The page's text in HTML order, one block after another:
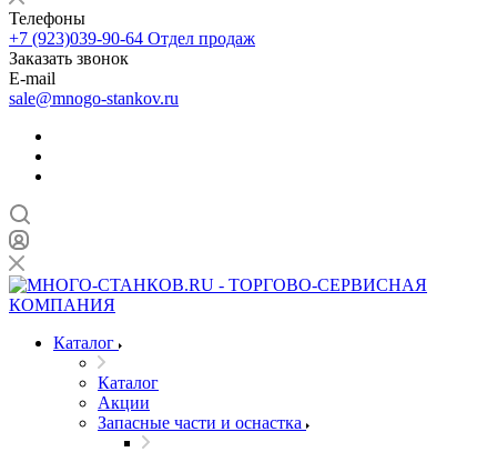
Телефоны
+7 (923)039-90-64 Отдел продаж
Заказать звонок
E-mail
sale@mnogo-stankov.ru
Каталог
Каталог
Акции
Запасные части и оснастка